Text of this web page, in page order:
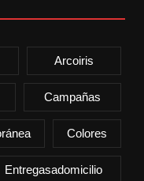
Arcoiris
Campañas
Colores
Entregasadomicilio